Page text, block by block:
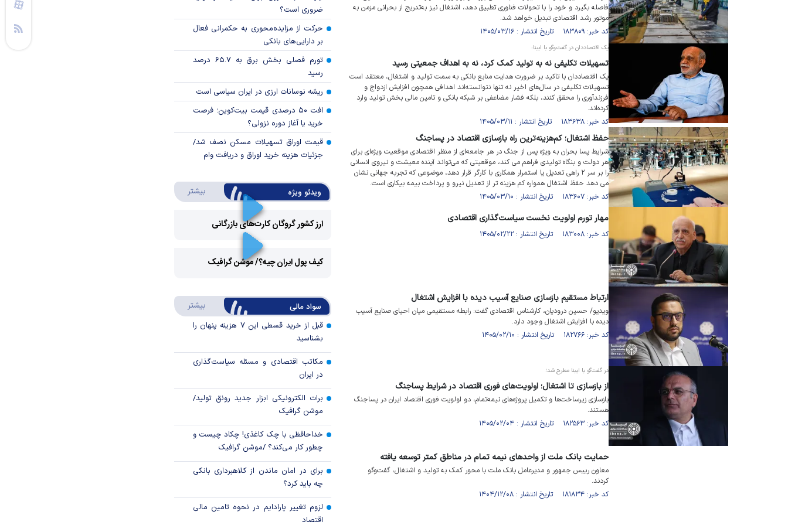
فاصله بگیرد و خود را با تحولات فناوری تطبیق دهد، اشتغال نیز به‌تدریج از بحرانی مزمن به
موتور رشد اقتصادی تبدیل خواهد شد.
کد خبر: ۱۸۳۸۰۹ تاریخ انتشار : ۱۴۰۵/۰۳/۱۶
یک اقتصاددان در گفت‌و‌گو با ایبنا:
تسهیلات تکلیفی نه به تولید کمک کرد، نه به اهداف جمعیتی رسید
یک اقتصاددان با تاکید بر ضرورت هدایت منابع بانکی به سمت تولید و اشتغال، معتقد است
تسهیلات تکلیفی در سال‌های اخیر نه تنها نتوانسته‌اند اهدافی همچون افزایش ازدواج و
فرزندآوری را محقق کنند، بلکه فشار مضاعفی بر شبکه بانکی و تامین مالی بخش تولید وارد
کرده‌اند.
کد خبر: ۱۸۳۶۳۸ تاریخ انتشار : ۱۴۰۵/۰۳/۱۱
حفظ اشتغال؛ کم‌هزینه‌ترین راه بازسازی اقتصاد در پساجنگ
شرایط پسا بحران به ویژه پس از جنگ در هر جامعه‌ای از منظر اقتصادی موقعیت ویژه‌ای برای
هر دولت و بنگاه تولیدی فراهم می کند، موقعیتی که می‌تواند آینده معیشت و نیروی انسانی
را بر سر ۲ راهی تعدیل یا استمرار همکاری با کارگر قرار دهد، موضوعی که تجربه جهانی نشان
می دهد حفظ اشتغال همواره کم هزینه تر از تعدیل نیرو و پرداخت بیمه بیکاری است.
کد خبر: ۱۸۳۶۰۷ تاریخ انتشار : ۱۴۰۵/۰۳/۱۰
مهار تورم اولویت نخست سیاست‌گذاری اقتصادی
کد خبر: ۱۸۳۰۰۸ تاریخ انتشار : ۱۴۰۵/۰۲/۲۲
ارتباط مستقیم بازسازی صنایع آسیب دیده با افزایش اشتغال
ویدیو/ حسین درودیان، کارشناس اقتصادی گفت: رابطه مستقیمی میان احیای صنایع آسیب
دیده با افزایش اشتغال وجود دارد.
کد خبر: ۱۸۲۷۶۶ تاریخ انتشار : ۱۴۰۵/۰۲/۱۰
در گفت‌گو با ایبنا مطرح شد؛
از بازسازی تا اشتغال؛ اولویت‌های فوری اقتصاد در شرایط پساجنگ
بازسازی زیرساخت‌ها و تکمیل پروژه‌های نیمه‌تمام، دو اولویت فوری اقتصاد ایران در پساجنگ
هستند.
کد خبر: ۱۸۲۵۶۳ تاریخ انتشار : ۱۴۰۵/۰۲/۰۴
حمایت بانک ملت از واحد‌های نیمه تمام در مناطق کمتر توسعه یافته
معاون رییس جمهور و مدیرعامل بانک ملت با محور کمک به تولید و اشتغال، گفت‌و‌گو
کردند.
کد خبر: ۱۸۱۸۳۴ تاریخ انتشار : ۱۴۰۴/۱۲/۰۸
ضروری است؟
حرکت از مزایده‌محوری به حکمرانی فعال
بر دارایی‌های بانکی
تورم فصلی بخش برق به ۶۵.۷ درصد
رسید
ریشه نوسانات ارزی در ایران سیاسی است
افت ۵۰ درصدی قیمت بیت‌کوین؛ فرصت
خرید یا آغاز دوره نزولی؟
قیمت اوراق تسهیلات مسکن نصف شد/
جزئیات هزینه خرید اوراق و دریافت وام
ویدئو ویژه بیشتر درباره ویدئو ویژه
ارز کشور گروگان کارت‌های بازرگانی
Video
کیف پول ایران چیه؟/ موشن گرافیک
سواد مالی بیشتر درباره سواد مالی
قبل از خرید قسطی این ۷ هزینه پنهان را
بشناسید
مکاتب اقتصادی و مسئله سیاست‌گذاری
در ایران
برات الکترونیکی ابزار جدید رونق تولید/
موشن گرافیک
خداحافظی با چک کاغذی! چکاد چیست و
چطور کار می‌کند؟ /موشن گرافیک
برای در امان ماندن از کلاهبرداری بانکی
چه باید کرد؟
لزوم تغییر پارادایم در نحوه تامین مالی
اقتصاد